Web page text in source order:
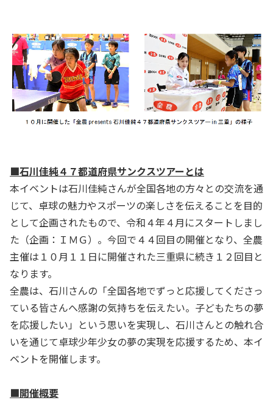
■石川佳純４７都道府県サンクスツアーとは
本イベントは石川佳純さんが全国各地の方々との交流を通
じて、卓球の魅力やスポーツの楽しさを伝えることを目的
として企画されたもので、令和４年４月にスタートしまし
た（企画：ＩＭＧ）。今回で４４回目の開催となり、全農
主催は１０月１１日に開催された三重県に続き１２回目と
なります。
全農は、石川さんの「全国各地でずっと応援してくださっ
ている皆さんへ感謝の気持ちを伝えたい。子どもたちの夢
を応援したい」という思いを実現し、石川さんとの触れ合
いを通じて卓球少年少女の夢の実現を応援するため、本イ
ベントを開催します。
■開催概要